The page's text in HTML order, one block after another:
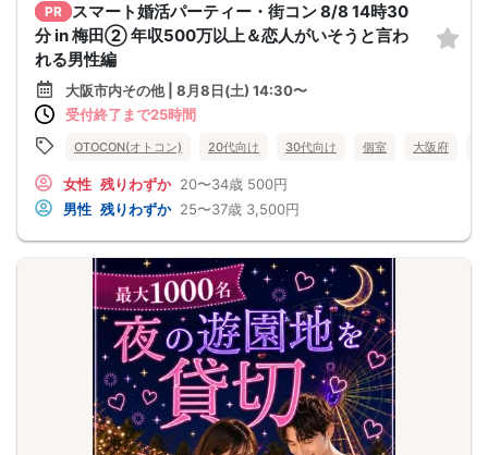
PR
スマート婚活パーティー・街コン 8/8 14時30
分 in 梅田② 年収500万以上＆恋人がいそうと言わ
れる男性編
大阪市内その他 | 8月8日(土) 14:30〜
受付終了まで25時間
OTOCON(オトコン) 20代向け 30代向け 個室 大阪府
女性 残りわずか 20〜34歳 500円
男性 残りわずか 25〜37歳 3,500円